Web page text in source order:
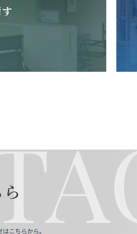
こちらから。